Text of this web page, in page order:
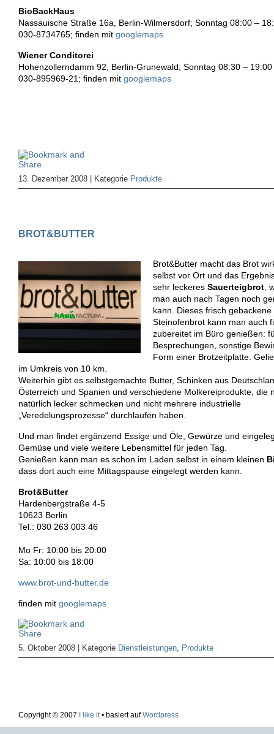
BioBackHaus
Nassauische Straße 16a, Berlin-Wilmersdorf; Sonntag 08:00 –
030-8734765; finden mit googlemaps
Wiener Conditorei
Hohenzollerndamm 92, Berlin-Grunewald; Sonntag 08:30 – 19:00
030-895969-21; finden mit googlemaps
13. Dezember 2008 | Kategorie Produkte
BROT&BUTTER
Brot&Butter macht das Brot
selbst vor Ort und das
sehr leckeres Sauerteigbrot ,
man auch nach Tagen noch
kann. Dieses frisch gebackene
Steinofenbrot kann man auch
zubereitet im Büro genießen:
Besprechungen, sonstige
Form einer Brotzeitplatte.
im Umkreis von 10 km.
Weiterhin gibt es selbstgemachte Butter, Schinken aus
Österreich und Spanien und verschiedene Molkereiprodukte, die
natürlich lecker schmecken und nicht mehrere industrielle
„Veredelungsprozesse“ durchlaufen haben.
Und man findet ergänzend Essige und Öle, Gewürze und
Gemüse und viele weitere Lebensmittel für jeden Tag.
Genießen kann man es schon im Laden selbst in einem kleinen
dass dort auch eine Mittagspause eingelegt werden kann.
Brot&Butter
Hardenbergstraße 4-5
10623 Berlin
Tel.: 030 263 003 46
Mo Fr: 10:00 bis 20:00
Sa: 10:00 bis 18:00
www.brot-und-butter.de
finden mit googlemaps
5. Oktober 2008 | Kategorie Dienstleistungen, Produkte
Copyright © 2007 I like it• basiert aufWordpress